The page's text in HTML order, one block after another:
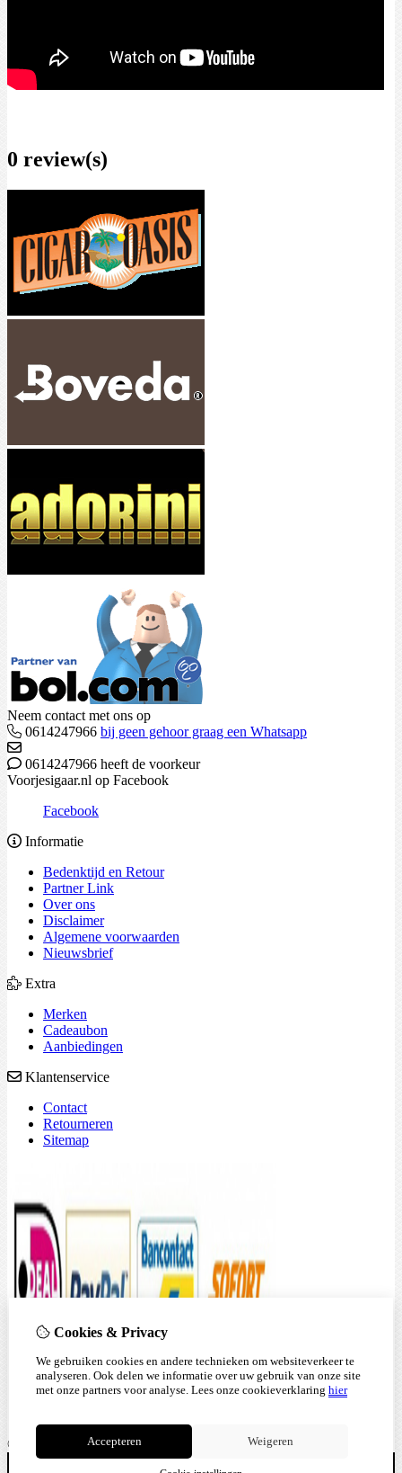
0 review(s)
Neem contact met ons op
0614247966 bij geen gehoor graag een Whatsapp
0614247966 heeft de voorkeur
Voorjesigaar.nl op Facebook
Facebook
Informatie
Bedenktijd en Retour
Partner Link
Over ons
Disclaimer
Algemene voorwaarden
Nieuwsbrief
Extra
Merken
Cadeaubon
Aanbiedingen
Klantenservice
Contact
Retourneren
Sitemap
© Copyright 2026|TSB
Cookie-instellingen
I.v.m. vakantie zijn wij gesloten tot 03-8-2025 - bestellingen zullen
Cookies & Privacy
We gebruiken cookies en andere technieken om websiteverkeer te
analyseren. Ook delen we informatie over uw gebruik van onze site
met onze partners voor analyse. Lees onze cookieverklaring hier
Accepteren Weigeren